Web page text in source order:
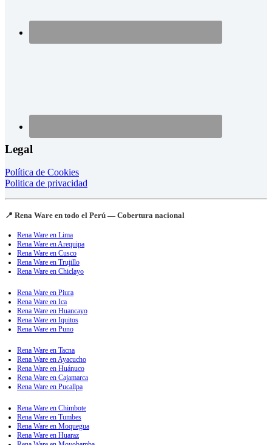
Legal
Política de Cookies
Politica de privacidad
📍 Rena Ware en todo el Perú — Cobertura nacional
Rena Ware en Lima
Rena Ware en Arequipa
Rena Ware en Cusco
Rena Ware en Trujillo
Rena Ware en Chiclayo
Rena Ware en Piura
Rena Ware en Ica
Rena Ware en Huancayo
Rena Ware en Iquitos
Rena Ware en Puno
Rena Ware en Tacna
Rena Ware en Ayacucho
Rena Ware en Huánuco
Rena Ware en Cajamarca
Rena Ware en Pucallpa
Rena Ware en Chimbote
Rena Ware en Tumbes
Rena Ware en Moquegua
Rena Ware en Huaraz